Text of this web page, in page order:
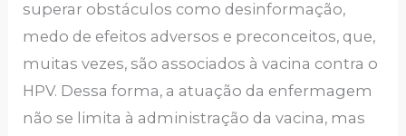
superar obstáculos como desinformação,
medo de efeitos adversos e preconceitos, que,
muitas vezes, são associados à vacina contra o
HPV. Dessa forma, a atuação da enfermagem
não se limita à administração da vacina, mas